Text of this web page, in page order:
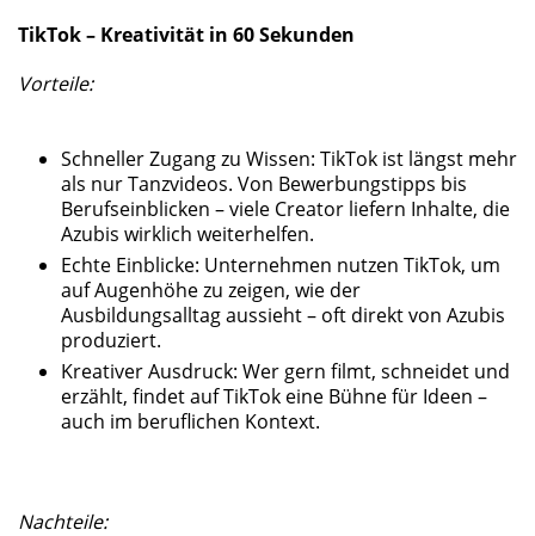
TikTok – Kreativität in 60 Sekunden
Vorteile:
Schneller Zugang zu Wissen: TikTok ist längst mehr
als nur Tanzvideos. Von Bewerbungstipps bis
Berufseinblicken – viele Creator liefern Inhalte, die
Azubis wirklich weiterhelfen.
Echte Einblicke: Unternehmen nutzen TikTok, um
auf Augenhöhe zu zeigen, wie der
Ausbildungsalltag aussieht – oft direkt von Azubis
produziert.
Kreativer Ausdruck: Wer gern filmt, schneidet und
erzählt, findet auf TikTok eine Bühne für Ideen –
auch im beruflichen Kontext.
Nachteile: